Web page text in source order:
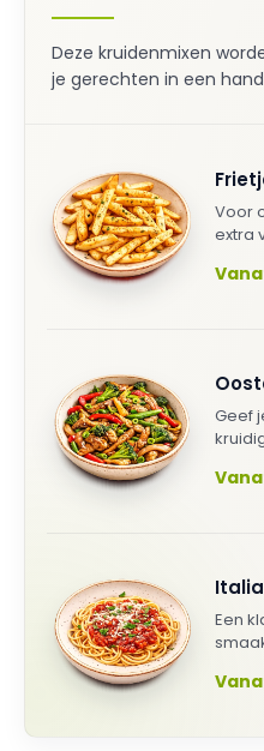
Deze kruidenmixen
je gerechten in een
Voor
extra
Geef
Een